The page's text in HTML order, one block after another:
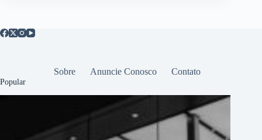
Sobre Anuncie Conosco Contato
Popular